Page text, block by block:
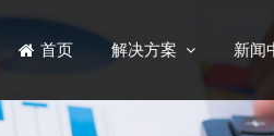
首页 解决方案 新闻